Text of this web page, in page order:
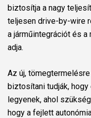
biztosítja a nagy
teljesen drive-by-wire
a járműintegrációt és
adja.
Az új,
biztosítani tudják,
legyenek, ahol
hogy a fejlett